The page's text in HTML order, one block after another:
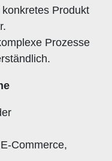
Produkt
Prozesse
Commerce,